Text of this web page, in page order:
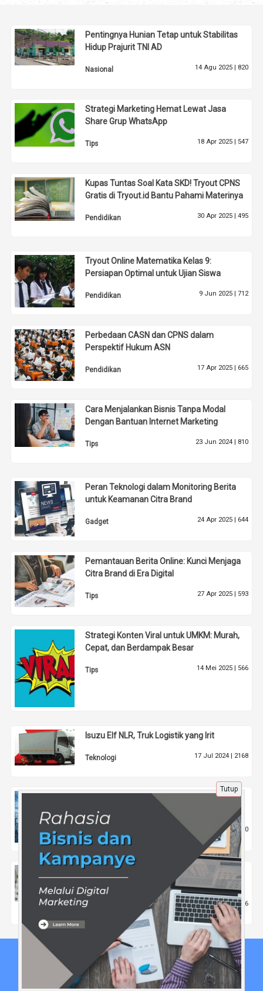
Pentingnya Hunian Tetap untuk Stabilitas
Hidup Prajurit TNI AD
Nasional 14 Agu 2025 | 820
Strategi Marketing Hemat Lewat Jasa
Share Grup WhatsApp
Tips 18 Apr 2025 | 547
Kupas Tuntas Soal Kata SKD! Tryout CPNS
Gratis di Tryout.id Bantu Pahami Materinya
Pendidikan 30 Apr 2025 | 495
Tryout Online Matematika Kelas 9:
Persiapan Optimal untuk Ujian Siswa
Pendidikan 9 Jun 2025 | 712
Perbedaan CASN dan CPNS dalam
Perspektif Hukum ASN
Pendidikan 17 Apr 2025 | 665
Cara Menjalankan Bisnis Tanpa Modal
Dengan Bantuan Internet Marketing
Tips 23 Jun 2024 | 810
Peran Teknologi dalam Monitoring Berita
untuk Keamanan Citra Brand
Gadget 24 Apr 2025 | 644
Pemantauan Berita Online: Kunci Menjaga
Citra Brand di Era Digital
Tips 27 Apr 2025 | 593
Strategi Konten Viral untuk UMKM: Murah,
Cepat, dan Berdampak Besar
Tips 14 Mei 2025 | 566
Isuzu Elf NLR, Truk Logistik yang Irit
Teknologi 17 Jul 2024 | 2168
Ini Dia Fakta yang Orang Belum Banyak
Tahu Tentang Bisnis Online
23 Jun 2024 |1340
Tips Latihan Penalaran Umum untuk
Meningkatkan Kemampuan Berpikir Logis
Tips 29 Jan 2026 |406
Beranda Tentang Kami
Disclaimer
Tutup